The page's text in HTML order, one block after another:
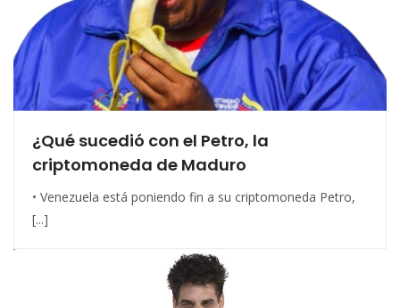
¿Qué sucedió con el Petro, la
criptomoneda de Maduro
• Venezuela está poniendo fin a su criptomoneda Petro,
[...]